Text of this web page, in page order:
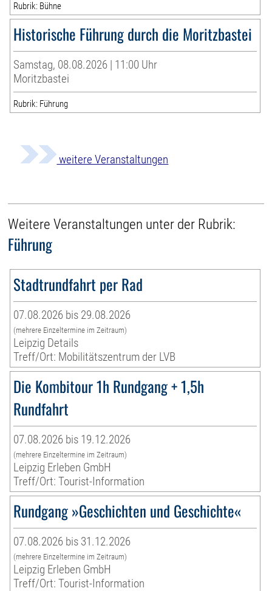
Rubrik: Bühne
Historische Führung durch die Moritzbastei
Samstag, 08.08.2026 | 11:00 Uhr
Moritzbastei
Rubrik: Führung
weitere Veranstaltungen
Weitere Veranstaltungen unter der Rubrik:
Führung
Stadtrundfahrt per Rad
07.08.2026 bis 29.08.2026
(mehrere Einzeltermine im Zeitraum)
Leipzig Details
Treff/Ort: Mobilitätszentrum der LVB
Die Kombitour 1h Rundgang + 1,5h
Rundfahrt
07.08.2026 bis 19.12.2026
(mehrere Einzeltermine im Zeitraum)
Leipzig Erleben GmbH
Treff/Ort: Tourist-Information
Rundgang »Geschichten und Geschichte«
07.08.2026 bis 31.12.2026
(mehrere Einzeltermine im Zeitraum)
Leipzig Erleben GmbH
Treff/Ort: Tourist-Information